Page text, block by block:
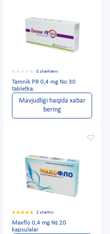
0 sharhlarni
Tamnik PR 0,4 mg No 30
tabletka.
Mavjudligi haqida xabar
bering
2 sharhni
Maxflo 0,4 mg № 20
kapsulalar